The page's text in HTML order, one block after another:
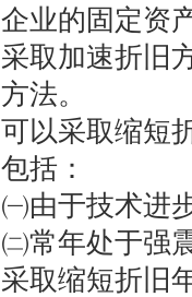
企业的固定资
采取加速折旧
方法。
可以采取缩短
包括：
㈠由于技术进
㈡常年处于强
采取缩短折旧